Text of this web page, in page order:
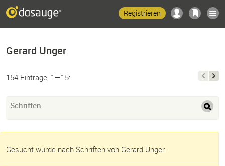
Registrieren
Gerard Unger
154 Einträge, 1—15:
Schriften
Gesucht wurde nach Schriften von Gerard Unger.